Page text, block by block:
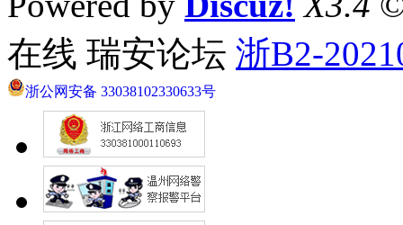
在线 瑞安论坛 浙B2-
浙公网安备 33038102330633号